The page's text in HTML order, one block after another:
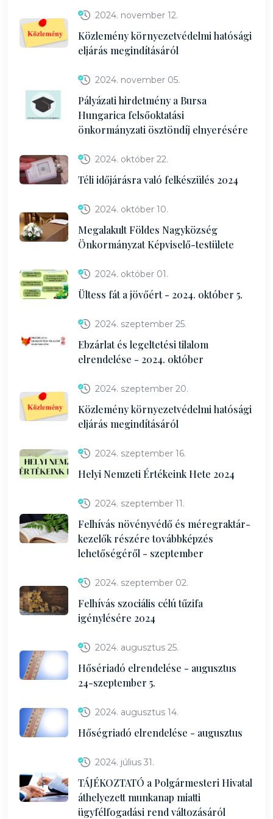
2024. november 12.
Közlemény környezetvédelmi hatósági
eljárás megindításáról
2024. november 05.
Pályázati hirdetmény a Bursa
Hungarica felsőoktatási
önkormányzati ösztöndíj elnyerésére
2024. október 22.
Téli időjárásra való felkészülés 2024
2024. október 10.
Megalakult Földes Nagyközség
Önkormányzat Képviselő-testülete
2024. október 01.
Ültess fát a jövőért - 2024. október 5.
2024. szeptember 25.
Ebzárlat és legeltetési tilalom
elrendelése - 2024. október
2024. szeptember 20.
Közlemény környezetvédelmi hatósági
eljárás megindításáról
2024. szeptember 16.
Helyi Nemzeti Értékeink Hete 2024
2024. szeptember 11.
Felhívás növényvédő és méregraktár-
kezelők részére továbbképzés
lehetőségéről - szeptember
2024. szeptember 02.
Felhívás szociális célú tűzifa
igénylésére 2024
2024. augusztus 25.
Hősériadó elrendelése - augusztus
24-szeptember 5.
2024. augusztus 14.
Hőségriadó elrendelése - augusztus
2024. július 31.
TÁJÉKOZTATÓ a Polgármesteri Hivatal
áthelyezett munkanap miatti
ügyfélfogadási rend változásáról